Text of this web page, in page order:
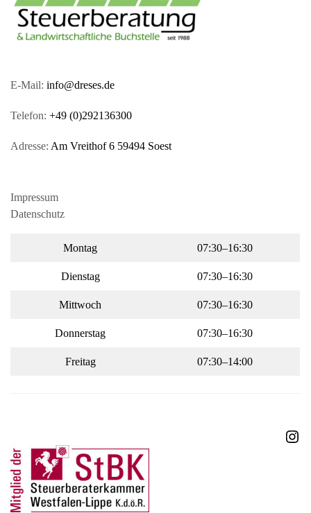
E-Mail: info@dreses.de
Telefon: +49 (0)292136300
Adresse: Am Vreithof 6 59494 Soest
Impressum
Datenschutz
Montag 07:30–16:30
Dienstag 07:30–16:30
Mittwoch 07:30–16:30
Donnerstag 07:30–16:30
Freitag 07:30–14:00